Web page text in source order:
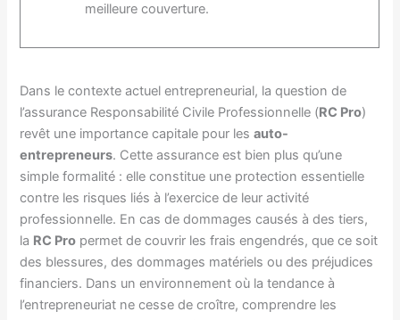
meilleure couverture.
Dans le contexte actuel entrepreneurial, la question de
l’assurance Responsabilité Civile Professionnelle (RC Pro)
revêt une importance capitale pour lesauto-
entrepreneurs. Cette assurance est bien plus qu’une
simple formalité : elle constitue une protection essentielle
contre les risques liés à l’exercice de leur activité
professionnelle. En cas de dommages causés à des tiers,
la RC Pro permet de couvrir les frais engendrés, que ce soit
des blessures, des dommages matériels ou des préjudices
financiers. Dans un environnement où la tendance à
l’entrepreneuriat ne cesse de croître, comprendre les